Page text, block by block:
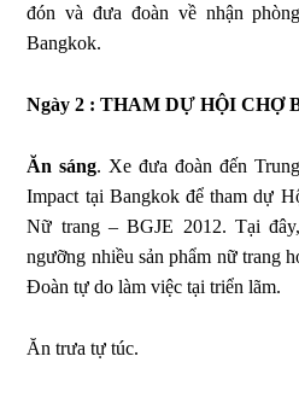
đón và đưa đoàn về nhận
Bangkok.
Ngày 2 : THAM DỰ HỘI CHỢ
Ăn sáng. Xe đưa đoàn đến
Impact tại Bangkok để tham dự
Nữ trang – BGJE 2012. Tại
ngưỡng nhiều sản phẩm nữ trang
Đoàn tự do làm việc tại triển lãm.
Ăn trưa tự túc.